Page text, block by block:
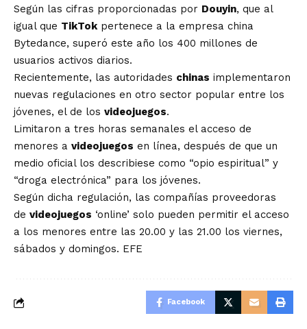
Según las cifras proporcionadas por Douyin, que al
igual que TikTokpertenece a la empresa china
Bytedance, superó este año los 400 millones de
usuarios activos diarios.
Recientemente, las autoridades chinas implementaron
nuevas regulaciones en otro sector popular entre los
jóvenes, el de los videojuegos.
Limitaron a tres horas semanales el acceso de
menores a videojuegos en línea, después de que un
medio oficial los describiese como “opio espiritual” y
“droga electrónica” para los jóvenes.
Según dicha regulación, las compañías proveedoras
de videojuegos ‘online’ solo pueden permitir el acceso
a los menores entre las 20.00 y las 21.00 los viernes,
sábados y domingos. EFE
Facebook